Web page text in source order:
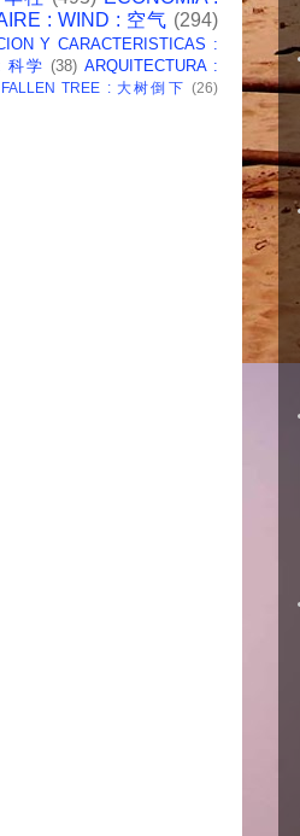
: WIND : 空气 (294)
Y CARACTERISTICAS :
科学 (38) ARQUITECTURA :
TREE : 大树倒下 (26)